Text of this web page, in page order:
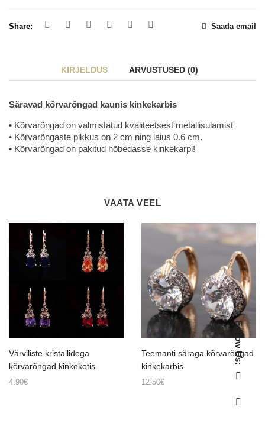
Share: Saada email
KIRJELDUS ARVUSTUSED (0)
Säravad kõrvarõngad kaunis kinkekarbis
• Kõrvarõngad on valmistatud kvaliteetsest metallisulamist
• Kõrvarõngaste pikkus on 2 cm ning laius 0.6 cm.
• Kõrvarõngad on pakitud hõbedasse kinkekarpi!
VAATA VEEL
Värviliste kristallidega
kõrvarõngad kinkekotis
4.90€
Teemanti säraga kõrvarõngad
kinkekarbis
12.50€
Follow Us: